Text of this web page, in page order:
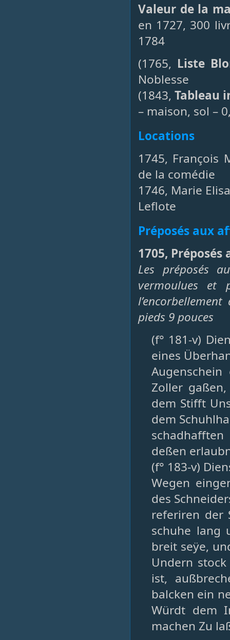
Valeur de la
en 1727, 300
1784
(1765, Liste
Noblesse
(1843,Tableau
– maison, sol –
Locations
1745, François
de la comédie
1746, Marie
Leflote
Préposés aux
1705,
Les préposés
vermoulues et
pieds 9 pouces
(f° 181-v)
eines
Zoller
dem Stifft
dem
deßen
(f° 183-v)
Wegen
des
referiren der
schuhe lang
breit seÿe,
Undern
ist,
balcken ein
Würdt dem
machen Zu